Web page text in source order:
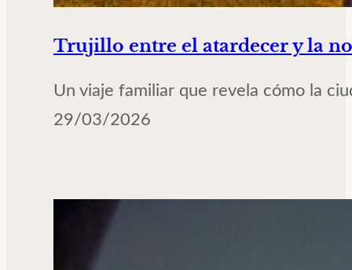
Trujillo entre el atardecer y la
Un viaje familiar que revela cómo la
29/03/2026